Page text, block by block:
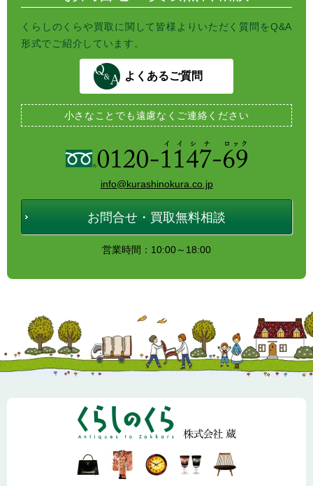
くらしのくらや買取に関して皆様よりいただく質問をQ&A
形式でご紹介しています。
よくあるご質問
小さなことでも遠慮なくご連絡ください
info@kurashinokura.co.jp
お問合せ・買取無料相談
営業時間：10:00～18:00